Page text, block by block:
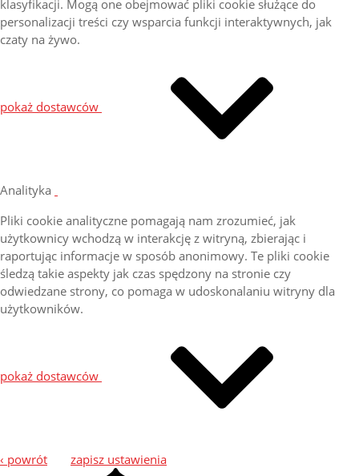
klasyfikacji. Mogą one obejmować pliki cookie służące do
personalizacji treści czy wsparcia funkcji interaktywnych, jak
czaty na żywo.
pokaż dostawców
Analityka
Pliki cookie analityczne pomagają nam zrozumieć, jak
użytkownicy wchodzą w interakcję z witryną, zbierając i
raportując informacje w sposób anonimowy. Te pliki cookie
śledzą takie aspekty jak czas spędzony na stronie czy
odwiedzane strony, co pomaga w udoskonalaniu witryny dla
użytkowników.
pokaż dostawców
‹ powrót zapisz ustawienia